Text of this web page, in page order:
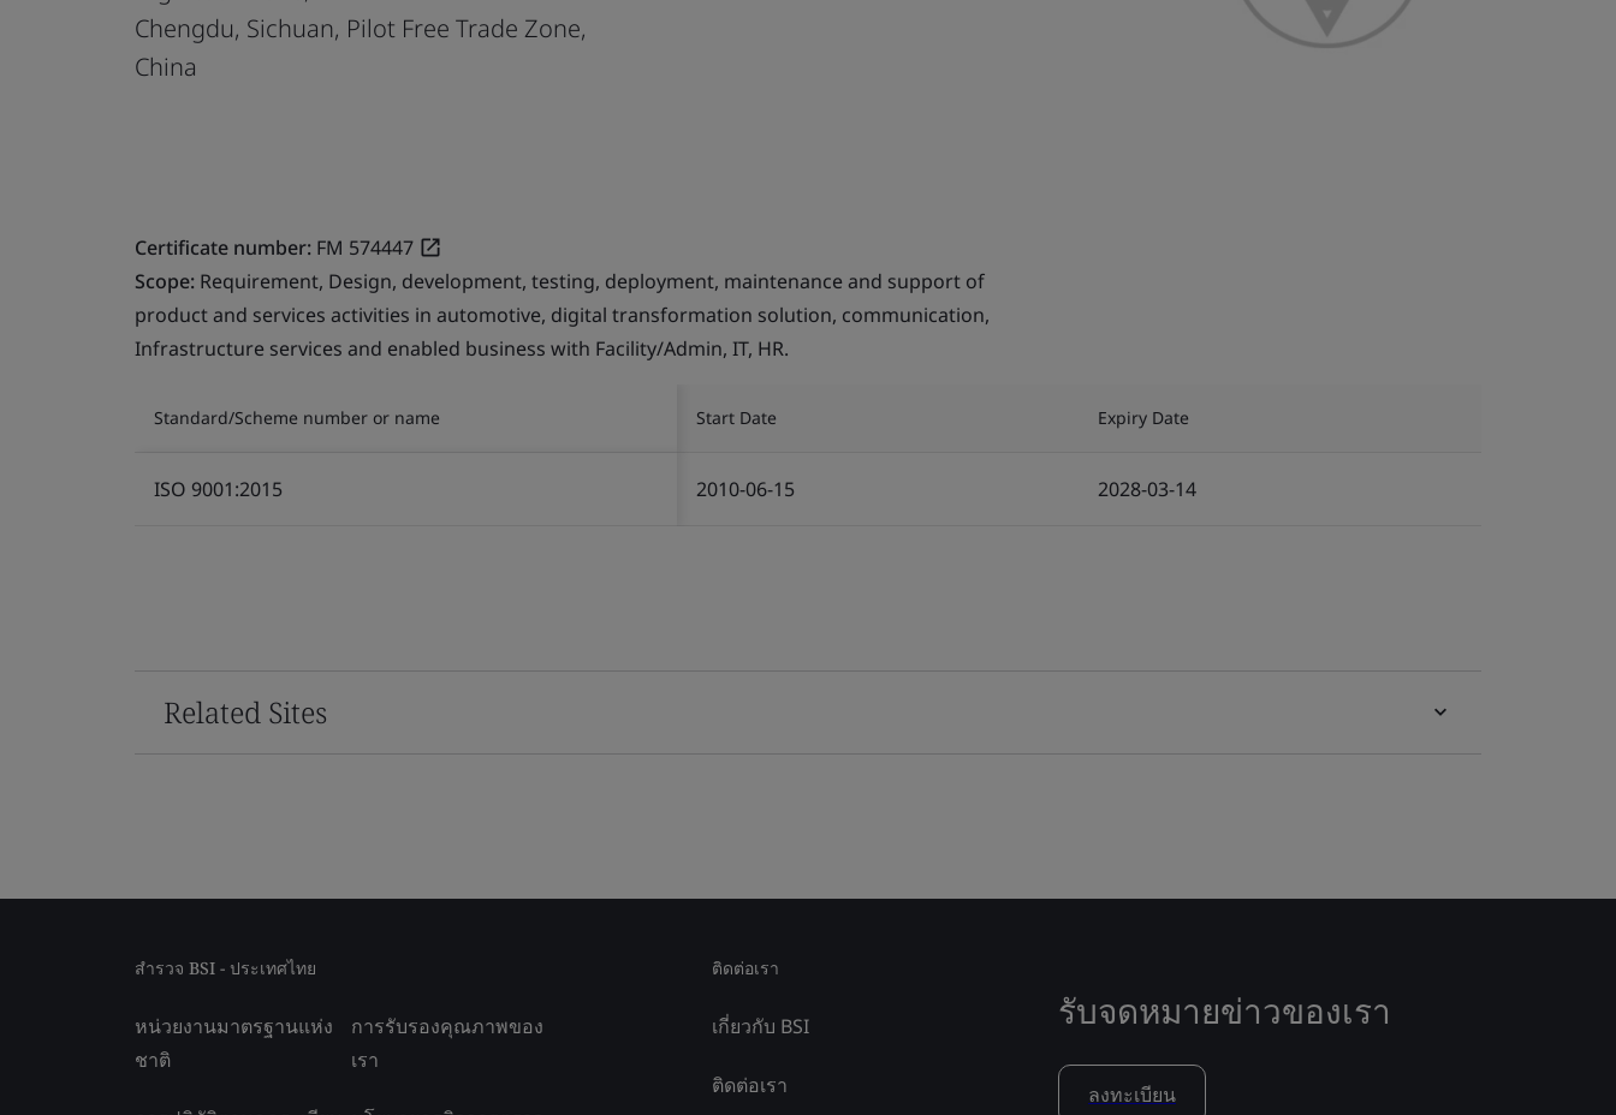
Chengdu, Sichuan, Pilot Free Trade Zone,
China
Certificate number: FM 574447
Scope: Requirement, Design, development, testing, deployment, maintenance and support of
product and services activities in automotive, digital transformation solution, communication,
Infrastructure services and enabled business with Facility/Admin, IT, HR.
Standard/Scheme number or name Start Date Expiry Date
ISO 9001:2015 2010-06-15 2028-03-14
Related Sites
สำรวจ BSI - ประเทศไทย
หน่วยงานมาตรฐานแห่ง
ชาติ
การรับรองคุณภาพของ
เรา
ติดต่อเรา
เกี่ยวกับ BSI
ติดต่อเรา
รับจดหมายข่าวของเรา
ลงทะเบียน